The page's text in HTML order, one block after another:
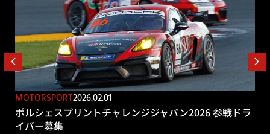
MOTORSPORT2026.02.01
ポルシェスプリントチャレンジジャパン2026 参戦ドラ
イバー募集